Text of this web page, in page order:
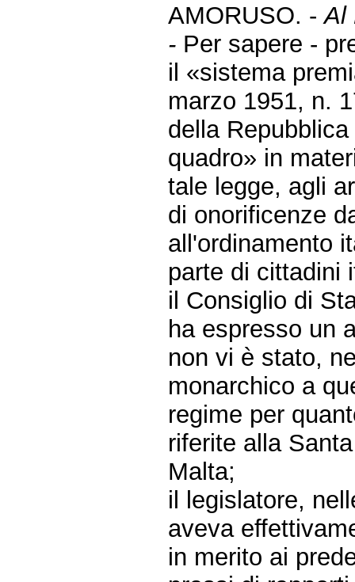
AMORUSO. -Al
- Per sapere -
il «sistema
marzo 1951, n.
della
quadro» in
tale legge, agli
di onorificenze
all'ordinamento
parte di cittadini
il Consiglio di
ha espresso un
non vi è stato,
monarchico a
regime per
riferite alla
Malta;
il legislatore,
aveva
in merito ai